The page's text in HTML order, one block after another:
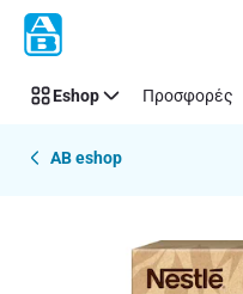
Παράλειψη
Eshop Προσφορές
AB eshop